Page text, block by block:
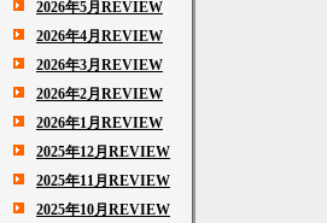
2026年5月REVIEW
2026年4月REVIEW
2026年3月REVIEW
2026年2月REVIEW
2026年1月REVIEW
2025年12月REVIEW
2025年11月REVIEW
2025年10月REVIEW